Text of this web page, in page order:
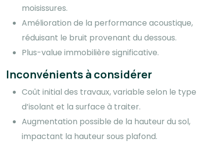
moisissures.
Amélioration de la performance acoustique,
réduisant le bruit provenant du dessous.
Plus-value immobilière significative.
Inconvénients à considérer
Coût initial des travaux, variable selon le type
d’isolant et la surface à traiter.
Augmentation possible de la hauteur du sol,
impactant la hauteur sous plafond.